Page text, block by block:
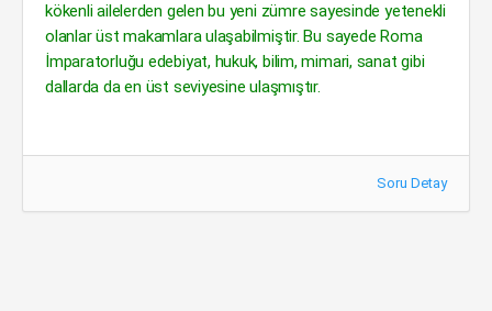
kökenli ailelerden gelen bu yeni zümre sayesinde yetenekli
olanlar üst makamlara ulaşabilmiştir. Bu sayede Roma
İmparatorluğu edebiyat, hukuk, bilim, mimari, sanat gibi
dallarda da en üst seviyesine ulaşmıştır.
Soru Detay